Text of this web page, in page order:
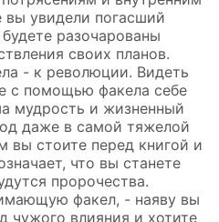
вы увидели погасший
разочарованы
своих планов.
- к революции. Видеть
с помощью факела себе
мудрость и жизненный
даже в самой тяжелой
вы стоите перед книгой и
что вы станете
пророчества.
факел, - наяву вы
чужого влияния и хотите